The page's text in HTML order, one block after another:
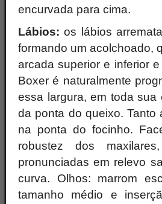
encurvada para cima.
Lábios: os lábios
formando um acolchoado,
arcada superior e inferior
Boxer é naturalmente
essa largura, em toda sua
da ponta do queixo.
na ponta do focinho.
robustez dos
pronunciadas em relevo
curva. Olhos: marrom
tamanho médio e